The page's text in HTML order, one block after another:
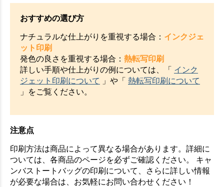
おすすめの選び方
ナチュラルな仕上がりを重視する場合： インクジェ
ット印刷
発色の良さを重視する場合： 熱転写印刷
詳しい手順や仕上がりの例については、「 インク
ジェット印刷について
」や「 熱転写印刷について
」をご覧ください。
注意点
印刷方法は商品によって異なる場合があります。詳細に
ついては、各商品のページを必ずご確認ください。 キャ
ンバストートバッグの印刷について、さらに詳しい情報
が必要な場合は、お気軽にお問い合わせください！